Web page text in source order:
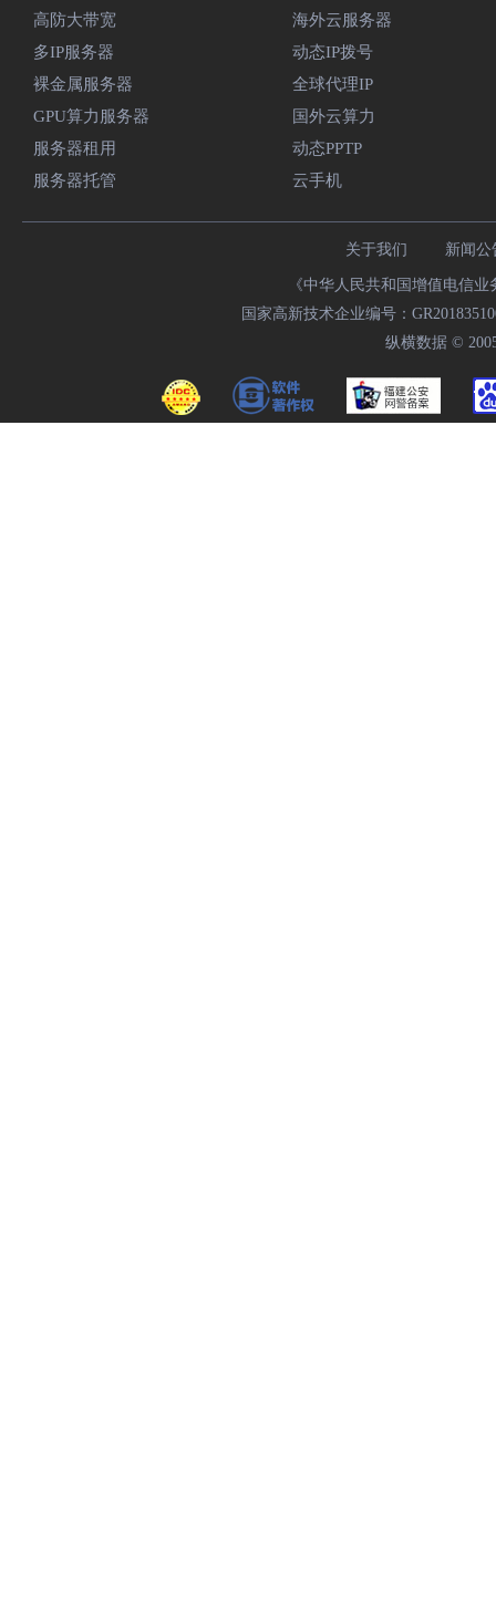
高防大带宽
多IP服务器
裸金属服务器
GPU算力服务器
服务器租用
服务器托管
海外云服务器
动态IP拨号
全球代理IP
国外云算力
动态PPTP
云手机
关于我们 新闻公
《中华人民共和国增值电信
国家高新技术企业编号：
纵横数据 ©